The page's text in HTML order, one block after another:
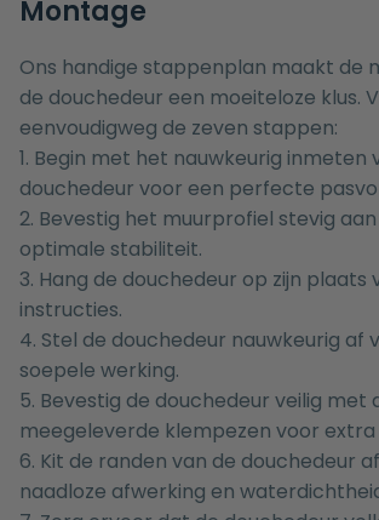
Montage
Ons handige stappenplan maakt de
de douchedeur een moeiteloze klus.
eenvoudigweg de zeven stappen:
1. Begin met het nauwkeurig inmeten
douchedeur voor een perfecte
2. Bevestig het muurprofiel stevig
optimale stabiliteit.
3. Hang de douchedeur op zijn plaats
instructies.
4. Stel de douchedeur nauwkeurig af
soepele werking.
5. Bevestig de douchedeur veilig met
meegeleverde klempezen voor extra
6. Kit de randen van de douchedeur
naadloze afwerking en